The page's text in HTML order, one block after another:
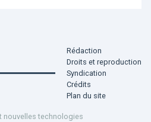
Rédaction
Droits et reproduction
Syndication
Crédits
Plan du site
nouvelles technologies